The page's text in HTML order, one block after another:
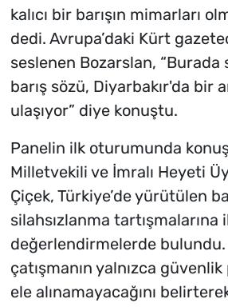
kalıcı bir barışın mimarları
dedi. Avrupa’daki Kürt
seslenen Bozarslan, “Burada
barış sözü, Diyarbakır'da bir
ulaşıyor” diye konuştu.
Panelin ilk oturumunda
Milletvekili ve İmralı Heyeti
Çiçek, Türkiye’de yürütülen
silahsızlanma tartışmalarına
değerlendirmelerde bulundu.
çatışmanın yalnızca
ele alınamayacağını